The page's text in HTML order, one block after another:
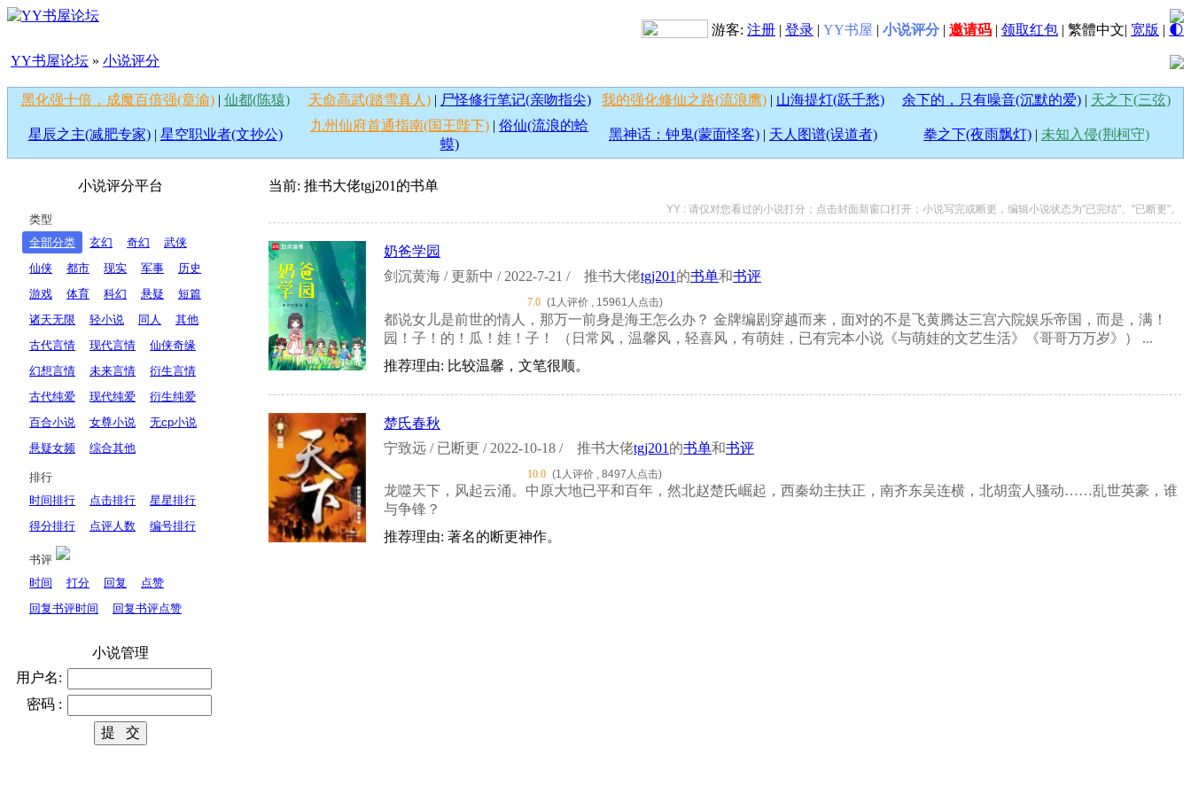
游客: 注册 | 登录 | YY书屋 | 小说评分 | 邀请码 | 领取红包 | 繁體中文| 宽版 | 🌓
YY书屋论坛 » 小说评分
黑化强十倍，成魔百倍强(章渝)| 仙都(陈猿) 天命高武(踏雪真人)| 尸怪修行笔记(亲吻指尖) 我的强化修仙之路(流浪鹰) | 山海提灯(跃千愁) 余下的，只有噪音(沉默的爱) | 天之下(三弦)
星辰之主(减肥专家)| 星空职业者(文抄公)
九州仙府首通指南(国王陛下) | 俗仙(流浪的蛤
蟆)
黑神话：钟鬼(蒙面怪客) | 天人图谱(误道者) 拳之下(夜雨飘灯) | 未知入侵(荆柯守)
小说评分平台
类型
全部分类
玄幻 奇幻
武侠
仙侠
都市 现实 军事
历史
游戏
体育 科幻 悬疑
短篇
诸天无限
轻小说 同人
其他
古代言情
现代言情
仙侠奇缘
幻想言情
未来言情
衍生言情
古代纯爱
现代纯爱
衍生纯爱
百合小说
女尊小说
无cp小说
悬疑女频
综合其他
排行
时间排行
点击排行
星星排行
得分排行
点评人数 编号排行
书评
时间
打分 回复
点赞
回复书评时间
回复书评点赞
小说管理
用户名:
密码 :
当前: 推书大佬tgj201 的书单
YY : 请仅对您看过的小说打分；点击封面新窗口打开；小说写完或断更，编辑小说状态为"已完结"、"已断更"。
奶爸学园
剑沉黄海 / 更新中 / 2022-7-21 /
推书大佬tgj201 的书单和书评
7.0 (1人评价 , 15961人点击)
都说女儿是前世的情人，那万一前身是海王怎么办？ 金牌编剧穿越而来，面对的不是飞黄腾达三宫六院娱乐帝国，而是，满！
园！子！的！瓜！娃！子！ （日常风，温馨风，轻喜风，有萌娃，已有完本小说《与萌娃的文艺生活》《哥哥万万岁》） ...
推荐理由: 比较温馨，文笔很顺。
楚氏春秋
宁致远 / 已断更 / 2022-10-18 /
推书大佬tgj201 的书单和书评
10.0 (1人评价 , 8497人点击)
龙噬天下，风起云涌。中原大地已平和百年，然北赵楚氏崛起，西秦幼主扶正，南齐东吴连横，北胡蛮人骚动……乱世英豪，谁
与争锋？
推荐理由: 著名的断更神作。